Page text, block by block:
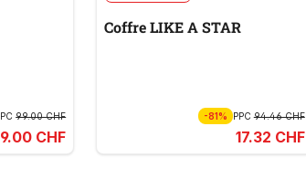
99.00 CHF
CHF
Coffre LIKE A STAR
-81% PPC94.46 CHF
17.32 CHF